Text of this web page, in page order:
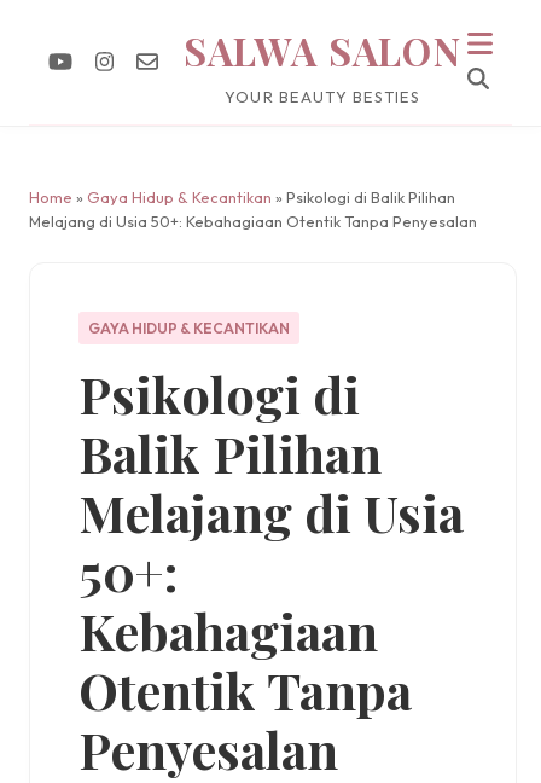
SALWA SALON
YOUR BEAUTY BESTIES
Home » Gaya Hidup & Kecantikan » Psikologi di Balik Pilihan
Melajang di Usia 50+: Kebahagiaan Otentik Tanpa Penyesalan
GAYA HIDUP & KECANTIKAN
Psikologi di
Balik Pilihan
Melajang di Usia
50+:
Kebahagiaan
Otentik Tanpa
Penyesalan